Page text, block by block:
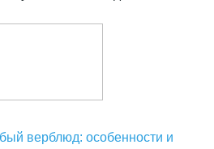
верблюд: особенности и